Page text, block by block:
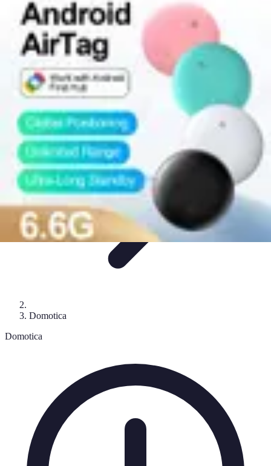
Tecnologia Utilitaria
DomoticaTendenzeSalute e BenessereWearable
Streaming e
Intrattenimento
Tecnologia Utilitaria
Domotica
Domotica